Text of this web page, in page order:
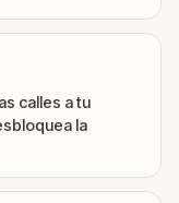
calles a tu
la